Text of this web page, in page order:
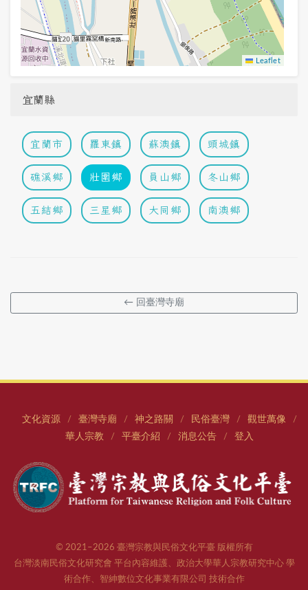
Leaflet
宜蘭縣
宜蘭市 羅東鎮 蘇澳鎮 頭城鎮
礁溪鄉 壯圍鄉 員山鄉 冬山鄉
五結鄉 三星鄉 大同鄉 南澳鄉
← 回臺灣寺廟
文化資源 / 臺灣寺廟 / 神之路關 / 民俗臺灣 / 觀世萬像 /
華人宗教 / 平臺介紹 / 消息公告 / 登入
© 2021–2026 臺灣宗教與民俗文化平臺 版權所有
台灣淡南民俗文化研究會 平台內容維護、政治大學華人宗教研究中心 學
術合作、智紳數位文化事業有限公司 技術合作